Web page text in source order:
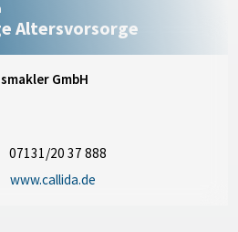
Altersvorsorge
GmbH
07131/20 37 888
www.callida.de